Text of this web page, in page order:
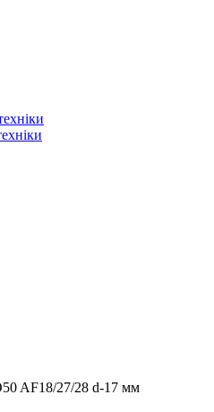
AF18/27/28 d-17 мм